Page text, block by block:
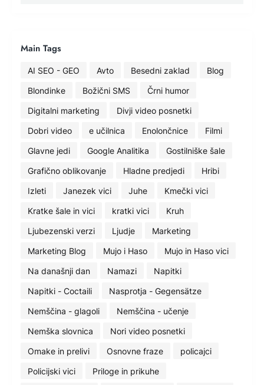
Main Tags
AI SEO - GEO Avto Besedni zaklad
Blog
Blondinke
Božični SMS
Črni humor
Digitalni marketing
Divji video posnetki
Dobri video
e učilnica Enolončnice
Filmi
Glavne jedi
Google Analitika
Gostilniške šale
Grafično oblikovanje
Hladne predjedi
Hribi
Izleti
Janezek vici Juhe
Kmečki vici
Kratke šale in vici
kratki vici
Kruh
Ljubezenski verzi
Ljudje
Marketing
Marketing Blog
Mujo i Haso
Mujo in Haso vici
Na današnji dan
Namazi
Napitki
Napitki - Coctaili
Nasprotja - Gegensätze
Nemščina - glagoli
Nemščina - učenje
Nemška slovnica
Nori video posnetki
Omake in prelivi
Osnovne fraze
policajci
Policijski vici
Priloge in prikuhe